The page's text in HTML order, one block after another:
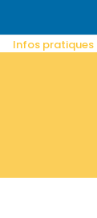
Infos pratiques